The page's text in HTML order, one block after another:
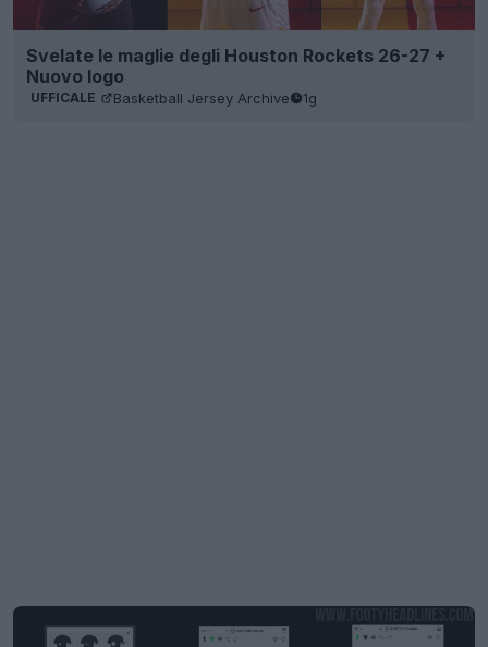
Svelate le maglie degli Houston Rockets 26-27 +
Nuovo logo
UFFICALE Basketball Jersey Archive 1g